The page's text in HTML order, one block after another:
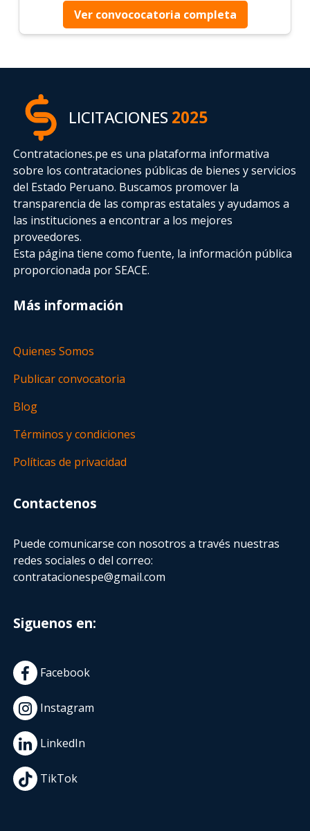
Ver convococatoria completa
LICITACIONES2025
Contrataciones.pe es una plataforma informativa
sobre los contrataciones públicas de bienes y servicios
del Estado Peruano. Buscamos promover la
transparencia de las compras estatalesy ayudamos a
las instituciones a encontrar a los mejores
proveedores.
Esta página tiene como fuente, la información pública
proporcionada por SEACE.
Más información
Quienes Somos
Publicar convocatoria
Blog
Términos y condiciones
Políticas de privacidad
Contactenos
Puede comunicarse con nosotros a través nuestras
redes sociales o del correo:
contratacionespe@gmail.com
Siguenos en:
Facebook
Instagram
LinkedIn
TikTok